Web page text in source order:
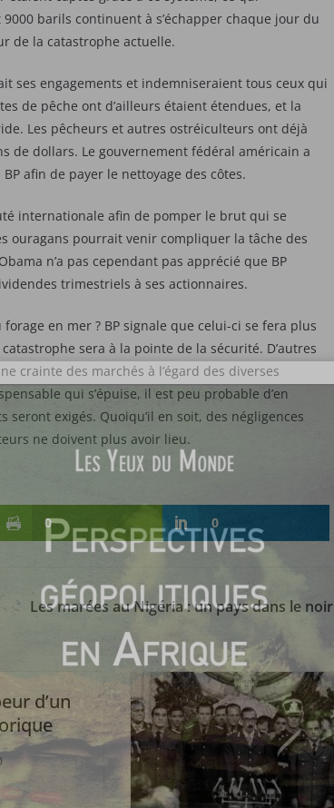
barils continuent à s’échapper chaque jour du
de la catastrophe actuelle.
ses engagements et indemniseraient tous ceux qui
de pêche ont d’ailleurs étaient étendues, et la
Les pêcheurs et autres ostréiculteurs ont déjà
de dollars. Le gouvernement fédéral américain a
afin de payer le nettoyage des côtes.
internationale afin de pomper le brut qui se
ouragans pourrait venir compliquer la tâche des
n’a pas cependant pas apprécié que BP
trimestriels à ses actionnaires.
en mer ? BP signale que celui-ci se fera plus
sera à la pointe de la sécurité. D’autres
crainte des marchés à l’égard des diverses
qui s’épuise, il est peu probable d’en
exigés. Quoiqu’il en soit, des négligences
ne doivent plus avoir lieu.
0 0
Les marées au Nigéria : un pays dans le noir
d’un